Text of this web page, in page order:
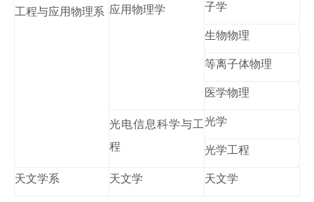
工程与应用物理系 应用物理学
子学
生物物理
等离子体物理
医学物理
光电信息科学与工
程
光学
光学工程
天文学系 天文学 天文学